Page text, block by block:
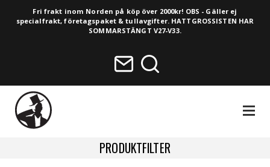
Fri frakt inom Norden på köp över 2000kr! OBS - Gäller ej
specialfrakt, företagspaket & tullavgifter. HATTGROSSISTEN HAR
SOMMARSTÄNGT V27-V33.
PRODUKTFILTER